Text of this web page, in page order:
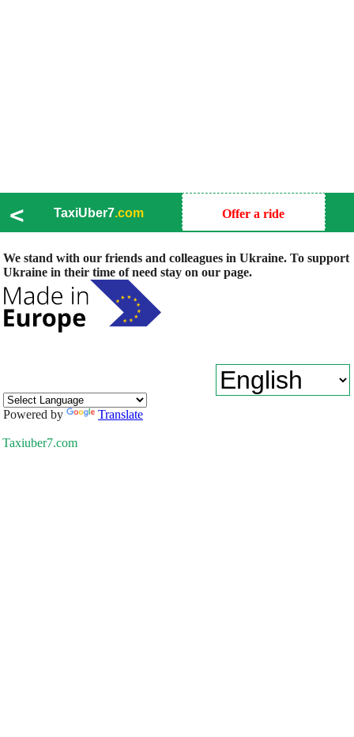
< TaxiUber7.com Offer a ride
We stand with our friends and colleagues in Ukraine. To support
Ukraine in their time of need stay on our page.
Powered by Translate
Taxiuber7.com